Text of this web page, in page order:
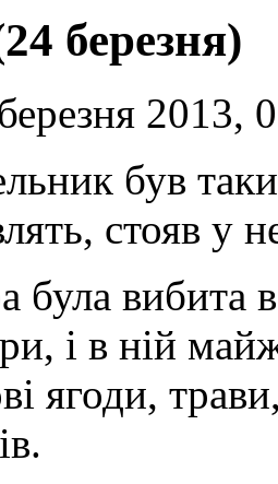
березня)
2013,
був
стояв у
була вибита
і в ній
ягоди,